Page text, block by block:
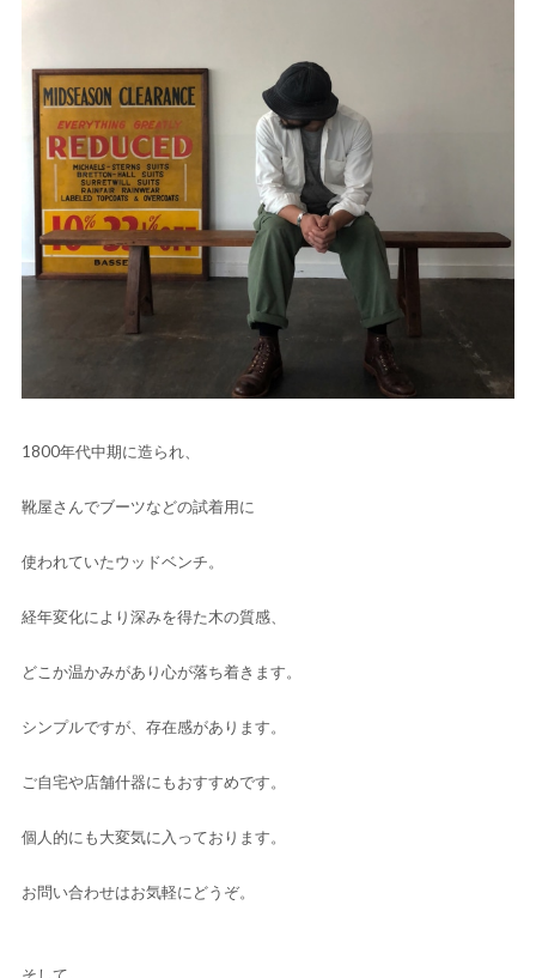
1800年代中期に造られ、
靴屋さんでブーツなどの試着用に
使われていたウッドベンチ。
経年変化により深みを得た木の質感、
どこか温かみがあり心が落ち着きます。
シンプルですが、存在感があります。
ご自宅や店舗什器にもおすすめです。
個人的にも大変気に入っております。
お問い合わせはお気軽にどうぞ。